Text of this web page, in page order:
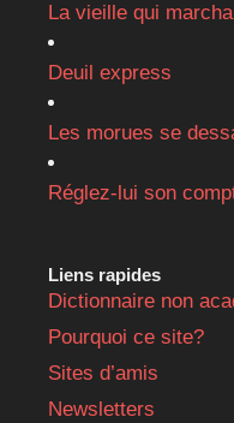
La vieille qui
Deuil express
Les morues se
Réglez-lui son
Liens rapides
Dictionnaire non
Pourquoi ce site?
Sites d’amis
Newsletters